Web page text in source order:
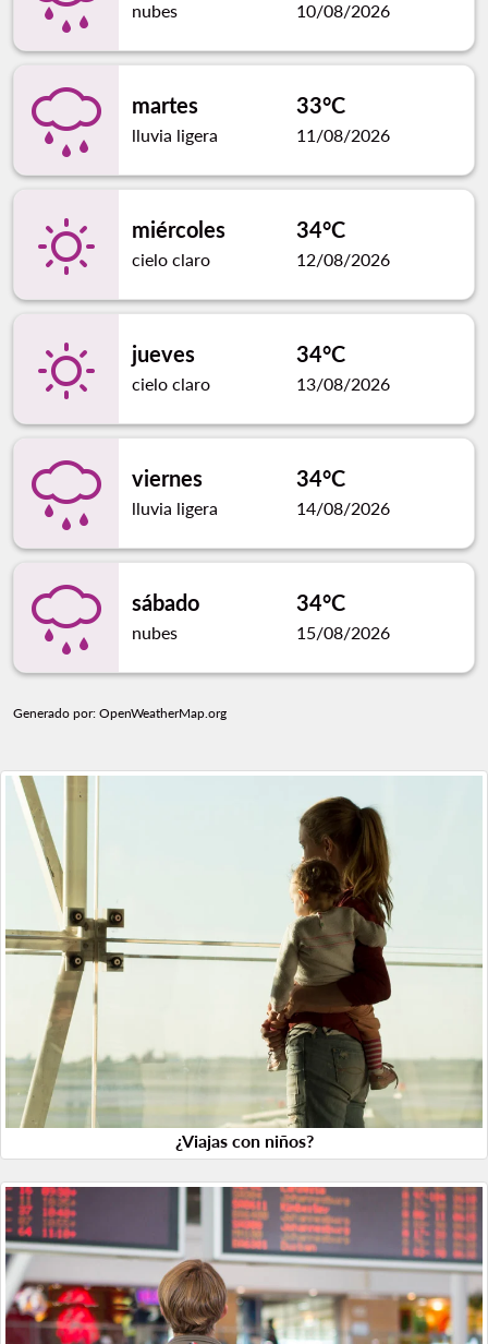
nubes 10/08/2026
martes
lluvia ligera
33°C
11/08/2026
miércoles
cielo claro
34°C
12/08/2026
jueves
cielo claro
34°C
13/08/2026
viernes
lluvia ligera
34°C
14/08/2026
sábado
nubes
34°C
15/08/2026
Generado por: OpenWeatherMap.org
¿Viajas con niños?